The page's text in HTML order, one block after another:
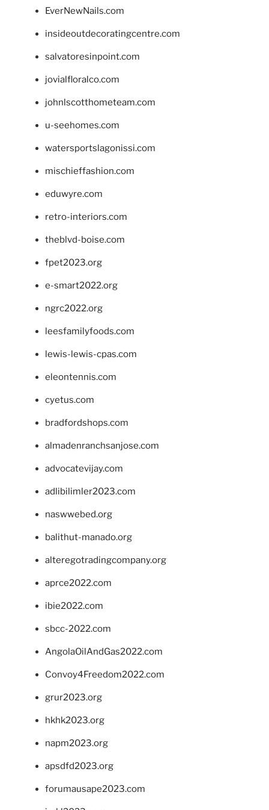
EverNewNails.com
insideoutdecoratingcentre.com
salvatoresinpoint.com
jovialfloralco.com
johnlscotthometeam.com
u-seehomes.com
watersportslagonissi.com
mischieffashion.com
eduwyre.com
retro-interiors.com
theblvd-boise.com
fpet2023.org
e-smart2022.org
ngrc2022.org
leesfamilyfoods.com
lewis-lewis-cpas.com
eleontennis.com
cyetus.com
bradfordshops.com
almadenranchsanjose.com
advocatevijay.com
adlibilimler2023.com
naswwebed.org
balithut-manado.org
alteregotradingcompany.org
aprce2022.com
ibie2022.com
sbcc-2022.com
AngolaOilAndGas2022.com
Convoy4Freedom2022.com
grur2023.org
hkhk2023.org
napm2023.org
apsdfd2023.org
forumausape2023.com